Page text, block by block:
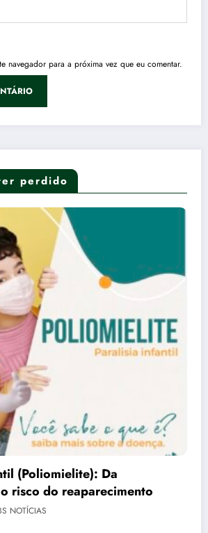
navegador para a próxima vez que eu comentar.
perdido
DESTAQUES TURISMO
Montreal: O Encontro Único
Europeu e a Modernidade
agosto 6, 2026